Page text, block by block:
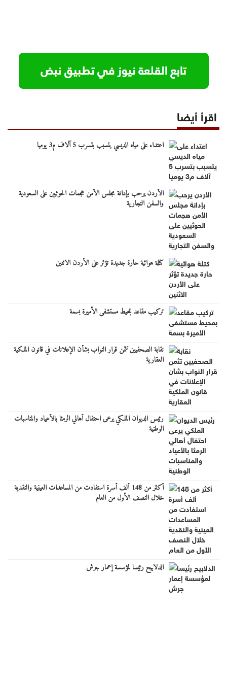
اقرأ أيضا
اعتداء على مياه الديسي يتسبب بتسرب 5 آلاف م3 يوميا
الأردن يرحب بإدانة مجلس الأمن هجمات الحوثيين على السعودية
والسفن التجارية
كتلة هوائية حارة جديدة تؤثر على الأردن الاثنين
تركيب مقاعد بمحيط مستشفى الأميرة بسمة
نقابة الصحفيين تثمن قرار النواب بشأن الإعلانات في قانون الملكية
العقارية
رئيس الديوان الملكي يرعى احتفال أهالي الرمثا بالأعياد والمناسبات
الوطنية
أكثر من 148 ألف أسرة استفادت من المساعدات العينية والنقدية
خلال النصف الأول من العام
الدلابيح رئيسا لمؤسسة إعمار جرش